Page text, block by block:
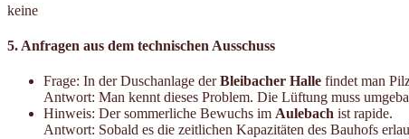
keine
5. Anfragen aus dem technischen Ausschuss
Frage: In der Duschanlage derBleibacher Halle findet man
Antwort: Man kennt dieses Problem. Die Lüftung muss
Hinweis: Der sommerliche Bewuchs im Aulebach ist rapide.
Antwort: Sobald es die zeitlichen Kapazitäten des Bauhofs